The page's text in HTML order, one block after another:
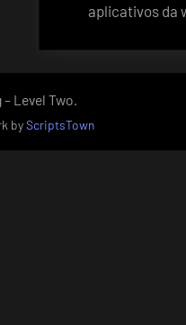
aplicativos da
Level Two.
byScriptsTown